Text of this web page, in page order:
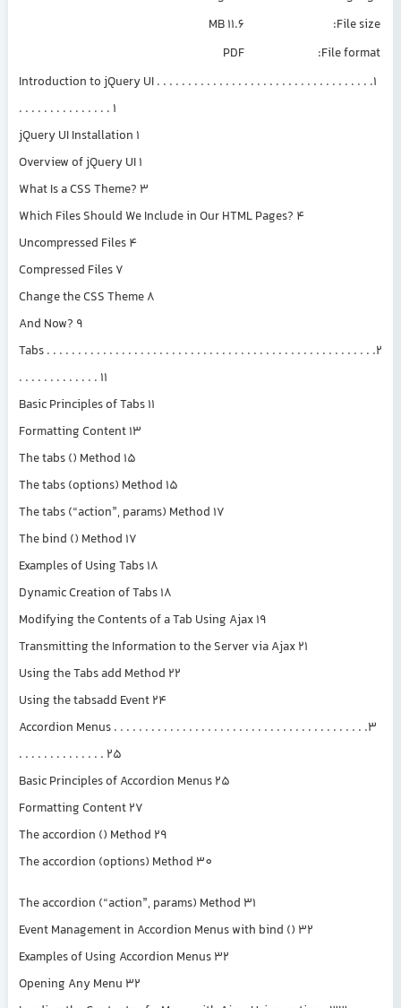
File size:
11.6 MB
File format:
PDF
1. Introduction to jQuery UI . . . . . . . . . . . . . . . . . . . . . . . . . . . . . . . . . .
. . . . . . . . . . . . . . . 1
jQuery UI Installation 1
Overview of jQuery UI 1
What Is a CSS Theme? 3
Which Files Should We Include in Our HTML Pages? 4
Uncompressed Files 4
Compressed Files 7
Change the CSS Theme 8
And Now? 9
2. Tabs . . . . . . . . . . . . . . . . . . . . . . . . . . . . . . . . . . . . . . . . . . . . . . . . . . . .
. . . . . . . . . . . . . 11
Basic Principles of Tabs 11
Formatting Content 13
The tabs () Method 15
The tabs (options) Method 15
The tabs (“action”, params) Method 17
The bind () Method 17
Examples of Using Tabs 18
Dynamic Creation of Tabs 18
Modifying the Contents of a Tab Using Ajax 19
Transmitting the Information to the Server via Ajax 21
Using the Tabs add Method 22
Using the tabsadd Event 24
3. Accordion Menus . . . . . . . . . . . . . . . . . . . . . . . . . . . . . . . . . . . . . . . .
. . . . . . . . . . . . . . 25
Basic Principles of Accordion Menus 25
Formatting Content 27
The accordion () Method 29
The accordion (options) Method 30
The accordion (“action”, params) Method 31
Event Management in Accordion Menus with bind () 32
Examples of Using Accordion Menus 32
Opening Any Menu 32